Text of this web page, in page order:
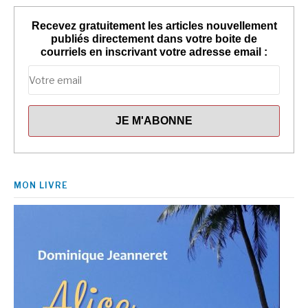
Recevez gratuitement les articles nouvellement
publiés directement dans votre boite de
courriels en inscrivant votre adresse email :
MON LIVRE